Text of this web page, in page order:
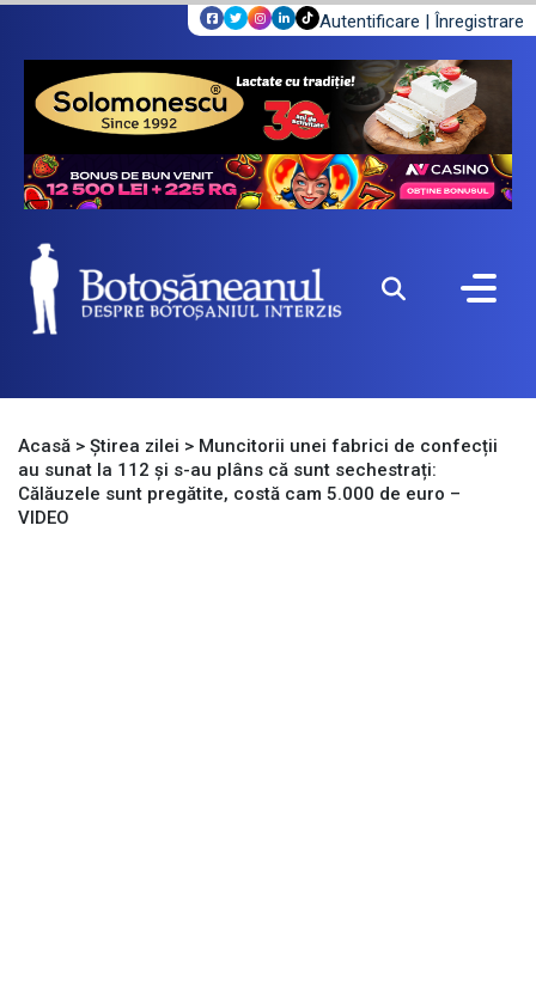
Autentificare | Înregistrare
Acasă > Știrea zilei > Muncitorii unei fabrici de confecții
au sunat la 112 și s-au plâns că sunt sechestrați:
Călăuzele sunt pregătite, costă cam 5.000 de euro –
VIDEO